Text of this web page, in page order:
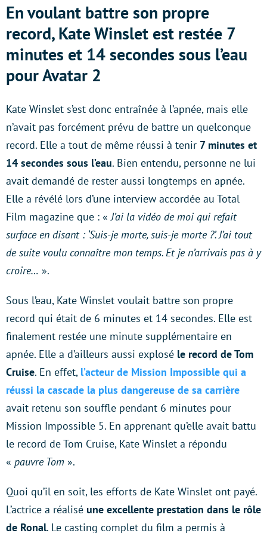
En voulant battre son propre
record, Kate Winslet est restée 7
minutes et 14 secondes sous l’eau
pour Avatar 2
Kate Winslet s’est donc entraînée à l’apnée, mais elle
n’avait pas forcément prévu de battre un quelconque
record. Elle a tout de même réussi à tenir 7 minutes et
14 secondes sous l’eau. Bien entendu, personne ne lui
avait demandé de rester aussi longtemps en apnée.
Elle a révélé lors d’une interview accordée au Total
Film magazine que : «J’ai la vidéo de moi qui refait
surface en disant : ‘Suis-je morte, suis-je morte ?’. J’ai tout
de suite voulu connaître mon temps. Et je n’arrivais pas à y
croire… ».
Sous l’eau, Kate Winslet voulait battre son propre
record qui était de 6 minutes et 14 secondes. Elle est
finalement restée une minute supplémentaire en
apnée. Elle a d’ailleurs aussi explosé le record de Tom
Cruise. En effet, l’acteur de Mission Impossible qui a
réussi la cascade la plus dangereuse de sa carrière
avait retenu son souffle pendant 6 minutes pour
Mission Impossible 5. En apprenant qu’elle avait battu
le record de Tom Cruise, Kate Winslet a répondu
« pauvre Tom ».
Quoi qu’il en soit, les efforts de Kate Winslet ont payé.
L’actrice a réalisé une excellente prestation dans le rôle
de Ronal. Le casting complet du film a permis à